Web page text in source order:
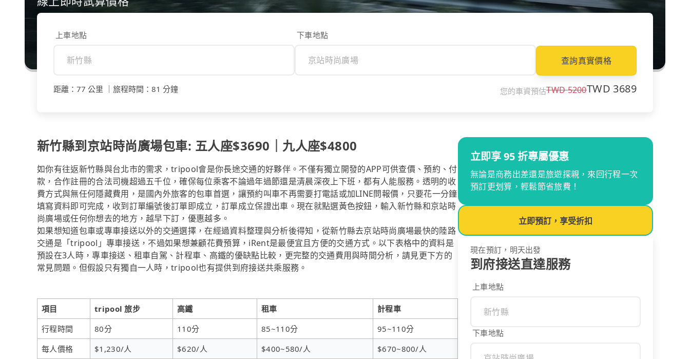
上車地點 下車地點
查詢真實價格
距離 ： 77 公里 旅程時間 ： 81 分鐘 您的車資預估TWD5200TWD 3689
新竹縣到京站時尚廣場包車: 五人座$3690｜九人座$4800
如你有往返新竹縣與台北市的需求，tripool會是你長途交通的好夥伴。不僅有獨立開發的APP可供查價、預約、付
款，合作註冊的合法司機超過五千位，確保每位乘客不論過年過節還是清晨深夜上下班，都有人能服務。透明的收
費方式與無任何隱藏費用，是國內外旅客的包車首選，讓預約叫車不再需要打電話或加LINE問報價，只要花一分鐘
填寫資料即可完成，收到訂單編號後訂單即成立，訂單成立保證出車。現在就點選黃色按鈕，輸入新竹縣和京站時
尚廣場或任何你想去的地方，越早下訂，優惠越多。
如果想知道包車或專車接送以外的交通選擇，在經過資料整理與分析後得知，從新竹縣去京站時尚廣場最快的陸路
交通是「tripool」專車接送，不過如果想兼顧花費預算，iRent是最便宜且方便的交通方式。以下表格中的資料是
預設在3人時，專車接送、租車自駕、計程車、高鐵的優缺點比較，更完整的交通費用與時間分析，請見更下方的
常見問題。但假設只有獨自一人時，tripool也有提供到府接送共乘服務。
項目 tripool 旅步 高鐵 租車
計程車
行程時間
80分 110分 85~110分
95~110分
每人價格
$1,230/人 $620/人 $400~580/人
$670~800/人
立即享 95 折專屬優惠
無論是商務出差還是旅遊探親，來回行程一次
預訂更划算，輕鬆節省旅費！
立即預訂，享受折扣
現在預訂，明天出發
到府接送直達服務
上車地點
下車地點